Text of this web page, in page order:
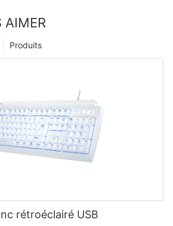
AIMER
Produits
rétroéclairé USB